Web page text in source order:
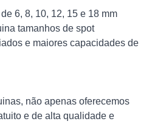
6, 8, 10, 12, 15 e 18 mm
tamanhos de spot
e maiores capacidades de
não apenas oferecemos
e de alta qualidade e